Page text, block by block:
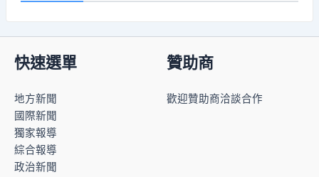
快速選單
地方新聞
國際新聞
獨家報導
綜合報導
政治新聞
贊助商
歡迎贊助商洽談合作